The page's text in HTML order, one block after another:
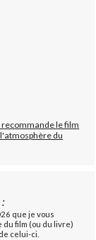
recommande le film
du
que je vous
film (ou du livre)
celui-ci.